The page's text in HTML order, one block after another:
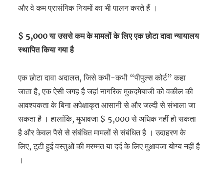
और वे कम प्रासंगिक नियमों का भी पालन करते हैं ।
$ 5,000या उससे कम के मामलों के लिए एक छोटा दावा न्यायालय
स्थापित किया गया है
एक छोटा दावा अदालत, जिसे कभी-कभी “पीपुल्स कोर्ट” कहा
जाता है, एक ऐसी जगह है जहां नागरिक मुकदमेबाजी को वकील की
आवश्यकता के बिना अपेक्षाकृत आसानी से और जल्दी से संभाला जा
सकता है । हालांकि, मुआवजा $ 5,000 से अधिक नहीं हो सकता
है और केवल पैसे से संबंधित मामलों से संबंधित है । उदाहरण के
लिए, टूटी हुई वस्तुओं की मरम्मत या दर्द के लिए मुआवजा योग्य नहीं है
।